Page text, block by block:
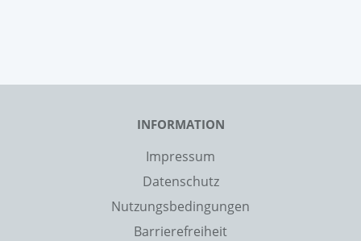
INFORMATION
Impressum
Datenschutz
Nutzungsbedingungen
Barrierefreiheit